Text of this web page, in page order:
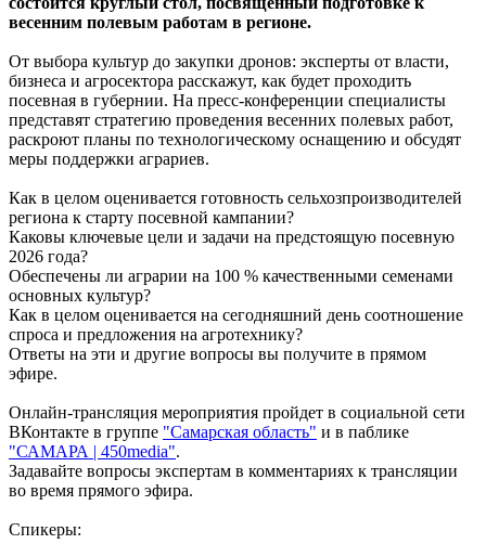
Днем строителя
Персеиды: самарцам рассказали, как увидеть звездопад с 12 по
14 августа
09.08.2026 | 09:17
Народные приметы на 10 августа 2026 года: что нельзя делать
в этот день
09.08.2026 | 09:13
День строителя в России: какие даты отмечаются 9 августа
09.08.2026 | 08:20
В Самарской области 9 августа будет аномальная жара
09.08.2026 | 07:04
Серия магнитных бурь ожидается в Самарской области во
второй половине августа
08.08.2026 | 21:52
"Акрон" вничью сыграл с "Локомотивом" в третьем туре РПЛ
08.08.2026 | 21:26
Вячеслав Федорищев поздравил "Волонтёров-медиков" с
десятилетием
08.08.2026 | 21:07
Есть погибшие: в Ставропольском районе столкнулись две
моторные лодки
08.08.2026 | 20:33
Вячеслав Федорищев – в топ-3 губернаторов по количеству
подписчиков в "МАКСе"
08.08.2026 | 20:01
весенним полевым работам в регионе.
От выбора культур до закупки дронов: эксперты от власти,
бизнеса и агросектора расскажут, как будет проходить
посевная в губернии. На пресс-конференции специалисты
представят стратегию проведения весенних полевых работ,
раскроют планы по технологическому оснащению и обсудят
меры поддержки аграриев.
Как в целом оценивается готовность сельхозпроизводителей
региона к старту посевной кампании?
Каковы ключевые цели и задачи на предстоящую посевную
2026 года?
Обеспечены ли аграрии на 100 % качественными семенами
основных культур?
Как в целом оценивается на сегодняшний день соотношение
спроса и предложения на агротехнику?
Ответы на эти и другие вопросы вы получите в прямом
эфире.
Онлайн-трансляция мероприятия пройдет в социальной сети
ВКонтакте в группе "Самарская область" и в паблике
"САМАРА | 450media".
Задавайте вопросы экспертам в комментариях к трансляции
во время прямого эфира.
Спикеры: